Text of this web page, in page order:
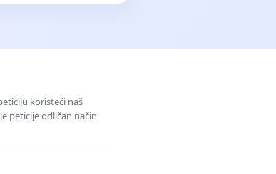
koristeći naš
peticije odličan način